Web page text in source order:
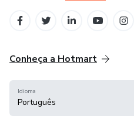
Conheça a Hotmart
Idioma
Português